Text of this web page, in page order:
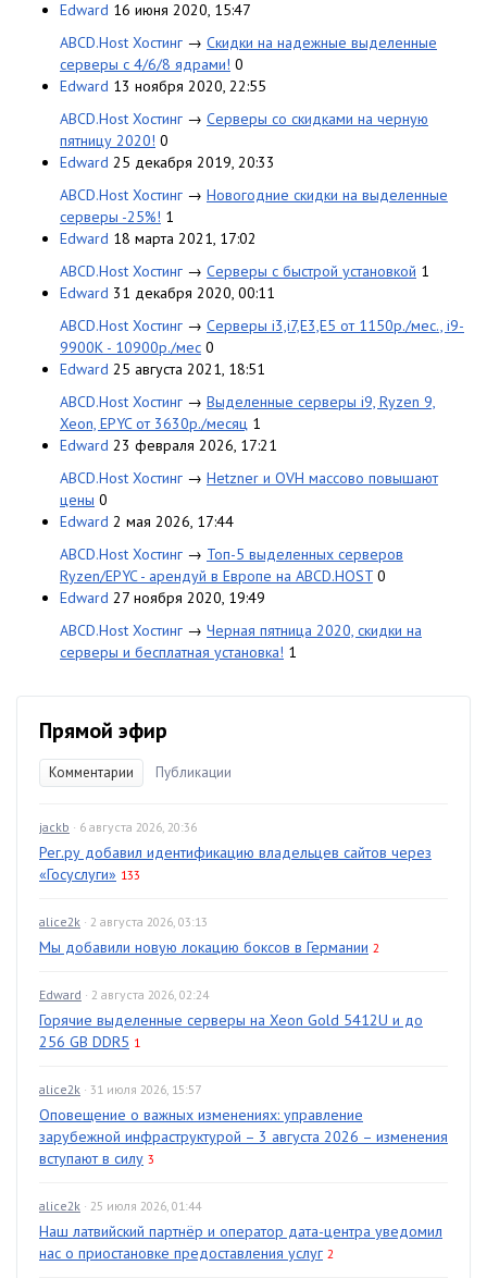
Edward 16 июня 2020, 15:47
ABCD.Host Хостинг → Скидки на надежные выделенные
серверы с 4/6/8 ядрами! 0
Edward 13 ноября 2020, 22:55
ABCD.Host Хостинг → Серверы со скидками на черную
пятницу 2020! 0
Edward 25 декабря 2019, 20:33
ABCD.Host Хостинг → Новогодние скидки на выделенные
серверы -25%! 1
Edward 18 марта 2021, 17:02
ABCD.Host Хостинг → Серверы с быстрой установкой 1
Edward 31 декабря 2020, 00:11
ABCD.Host Хостинг → Серверы i3,i7,E3,E5 от 1150р./мес., i9-
9900K - 10900р./мес 0
Edward 25 августа 2021, 18:51
ABCD.Host Хостинг → Выделенные серверы i9, Ryzen 9,
Xeon, EPYC от 3630р./месяц 1
Edward 23 февраля 2026, 17:21
ABCD.Host Хостинг → Hetzner и OVH массово повышают
цены 0
Edward 2 мая 2026, 17:44
ABCD.Host Хостинг → Топ-5 выделенных серверов
Ryzen/EPYC - арендуй в Европе на ABCD.HOST 0
Edward 27 ноября 2020, 19:49
ABCD.Host Хостинг → Черная пятница 2020, скидки на
серверы и бесплатная установка! 1
Прямой эфир
Комментарии Публикации
jackb · 6 августа 2026, 20:36
Рег.ру добавил идентификацию владельцев сайтов через
«Госуслуги» 133
alice2k · 2 августа 2026, 03:13
Мы добавили новую локацию боксов в Германии 2
Edward · 2 августа 2026, 02:24
Горячие выделенные серверы на Xeon Gold 5412U и до
256 GB DDR5 1
alice2k · 31 июля 2026, 15:57
Оповещение о важных изменениях: управление
зарубежной инфраструктурой – 3 августа 2026 – изменения
вступают в силу 3
alice2k · 25 июля 2026, 01:44
Наш латвийский партнёр и оператор дата-центра уведомил
нас о приостановке предоставления услуг 2